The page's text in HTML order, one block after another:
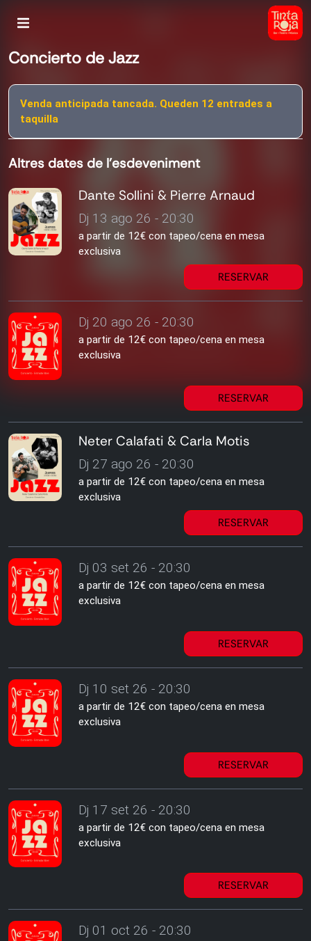
Concierto de Jazz
Venda anticipada tancada. Queden 12 entrades a
taquilla
Altres dates de l'esdeveniment
Dante Sollini & Pierre Arnaud
Dj 13 ago 26 - 20:30
a partir de 12€ con tapeo/cena en mesa
exclusiva
RESERVAR
Dj 20 ago 26 - 20:30
a partir de 12€ con tapeo/cena en mesa
exclusiva
RESERVAR
Neter Calafati & Carla Motis
Dj 27 ago 26 - 20:30
a partir de 12€ con tapeo/cena en mesa
exclusiva
RESERVAR
Dj 03 set 26 - 20:30
a partir de 12€ con tapeo/cena en mesa
exclusiva
RESERVAR
Dj 10 set 26 - 20:30
a partir de 12€ con tapeo/cena en mesa
exclusiva
RESERVAR
Dj 17 set 26 - 20:30
a partir de 12€ con tapeo/cena en mesa
exclusiva
RESERVAR
Dj 01 oct 26 - 20:30